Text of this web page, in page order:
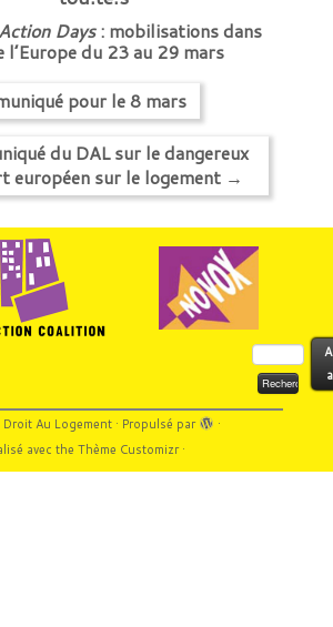
Days: mobilisations dans
l’Europe du 23 au 29 mars
pour le 8 mars
du DAL sur le dangereux
européen sur le logement →
Rechercher :
Droit Au Logement· Propulsé par
·
avec theThème Customizr·